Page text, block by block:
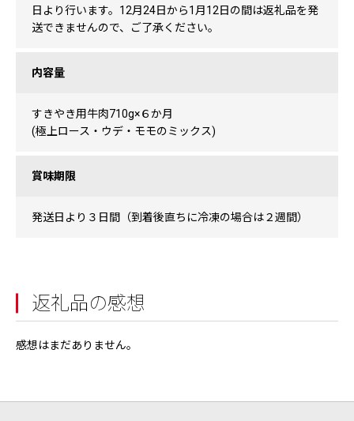
日より行います。12月24日から1月12日の間は返礼品を発
送できませんので、ご了承ください。
内容量
すきやき用牛肉710g×６か月
(極上ロース・ウデ・モモのミックス)
賞味期限
発送日より３日間（到着後直ちに冷凍の場合は２週間）
返礼品の感想
感想はまだありません。